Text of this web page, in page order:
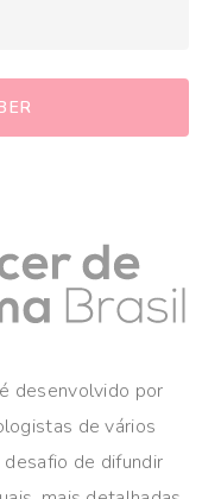
desenvolvido por
de vários
de difundir